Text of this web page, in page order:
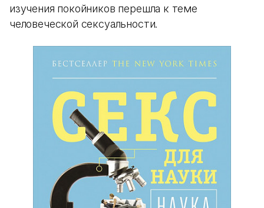
изучения покойников перешла к теме
человеческой сексуальности.